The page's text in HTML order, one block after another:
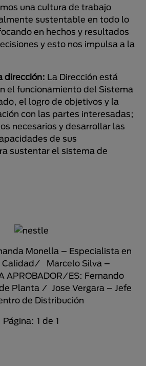
una cultura de trabajo
sustentable en todo lo
en hechos y resultados
y esto nos impulsa a la
dirección: La Dirección está
el funcionamiento del Sistema
el logro de objetivos y la
con las partes interesadas;
necesarios y desarrollar las
de sus
sustentar el sistema de
Monella – Especialista en
Calidad/ Marcelo Silva –
APROBADOR/ES: Fernando
Planta / Jose Vergara – Jefe
de Distribución
Página: 1 de 1